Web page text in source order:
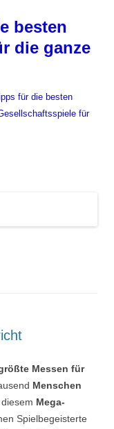
besten
die ganze
für die besten
für
Messen für
Menschen
Mega-
Spielbegeisterte